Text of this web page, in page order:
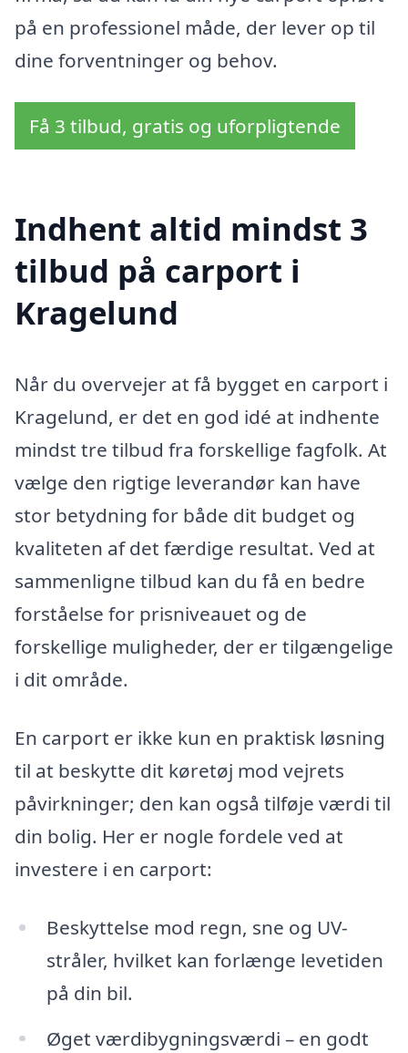
på en professionel måde, der lever op til
dine forventninger og behov.
Få 3 tilbud, gratis og uforpligtende
Indhent altid mindst 3
tilbud på carport i
Kragelund
Når du overvejer at få bygget en carport i
Kragelund, er det en god idé at indhente
mindst tre tilbud fra forskellige fagfolk. At
vælge den rigtige leverandør kan have
stor betydning for både dit budget og
kvaliteten af det færdige resultat. Ved at
sammenligne tilbud kan du få en bedre
forståelse for prisniveauet og de
forskellige muligheder, der er tilgængelige
i dit område.
En carport er ikke kun en praktisk løsning
til at beskytte dit køretøj mod vejrets
påvirkninger; den kan også tilføje værdi til
din bolig. Her er nogle fordele ved at
investere i en carport:
Beskyttelse mod regn, sne og UV-
stråler, hvilket kan forlænge levetiden
på din bil.
Øget værdibygningsværdi – en godt